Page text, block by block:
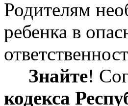
Родителям
ребенка в
Знайте!
кодекса